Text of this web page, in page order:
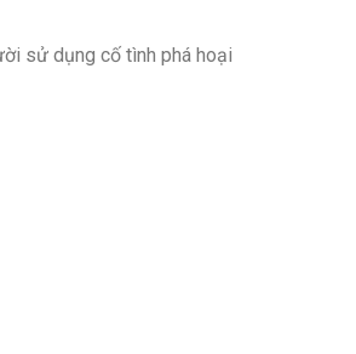
sử dụng cố tình phá hoại